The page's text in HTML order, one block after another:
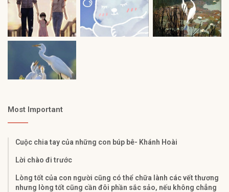
Most Important
Cuộc chia tay của những con búp bê- Khánh Hoài
Lời chào đi trước
Lòng tốt của con người cũng có thể chữa lành các vết thương
nhưng lòng tốt cũng cần đôi phần sắc sảo, nếu không chẳng